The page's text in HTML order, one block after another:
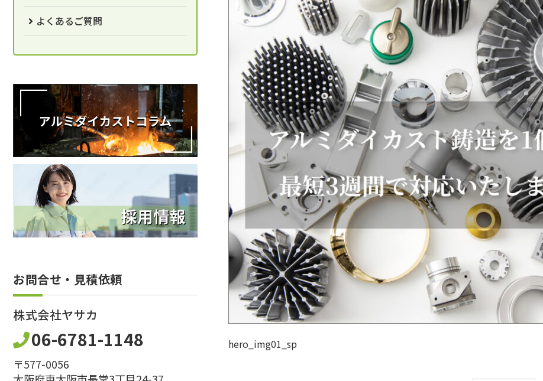
hero_img01_sp
よくあるご質問
お問合せ・見積依頼
株式会社ヤサカ
06-6781-1148
〒577-0056